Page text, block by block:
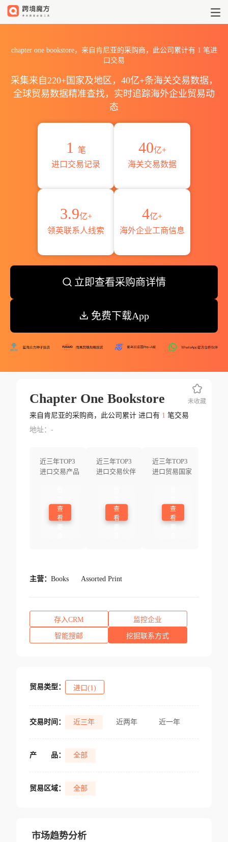
chapter one bookstore，来自肯尼亚的采购商，此公司累计有 1 笔进
口交易
采集来自220+国家及地区，40亿+条海关交易数据，
全球贸易数据精准查找，实时追踪海外企业贸易动
态
1
笔
进口交易记录
40亿+
海关交易数据
3.9亿+
领英联系人线索
4亿+
海外企业工商信息
立即查看采购商详情
免费下载App
Chapter One Bookstore
来自肯尼亚的采购商，此公司累计 进口有 1 笔交易
地址：-
近三年TOP3
进口交易产品
查
看
近三年TOP3
进口交易伙伴
查
看
近三年TOP3
进口贸易国家
查
看
未收藏
主营： Books Assorted Print
存入CRM 监控企业
智能搜邮 挖掘联系方式
贸易类型： 进口(1)
交易时间： 近三年 近两年 近一年
产 品： 全部
贸易区域： 全部
市场趋势分析